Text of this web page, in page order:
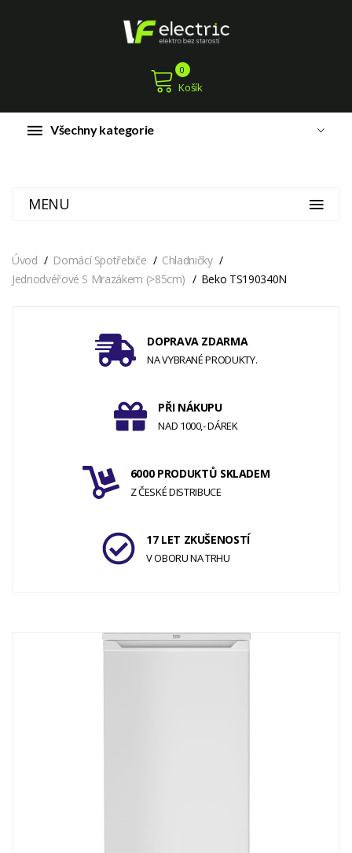
Košík
0
Všechny kategorie
MENU
Úvod Domácí Spotřebiče
Chladničky
Jednodvéřové S Mrazákem (>85cm)
Beko TS190340N
DOPRAVA ZDARMA
NA VYBRANÉ PRODUKTY.
PŘI NÁKUPU
NAD 1000,- DÁREK
6000 PRODUKTŮ SKLADEM
Z ČESKÉ DISTRIBUCE
17 LET ZKUŠENOSTÍ
V OBORU NA TRHU